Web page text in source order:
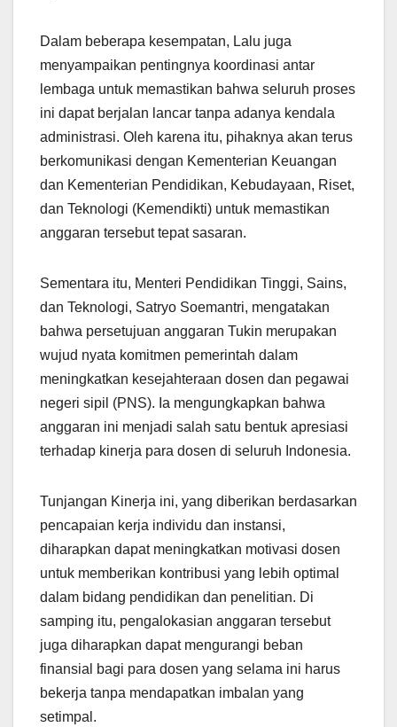
Dalam beberapa kesempatan, Lalu juga
menyampaikan pentingnya koordinasi antar
lembaga untuk memastikan bahwa seluruh proses
ini dapat berjalan lancar tanpa adanya kendala
administrasi. Oleh karena itu, pihaknya akan terus
berkomunikasi dengan Kementerian Keuangan
dan Kementerian Pendidikan, Kebudayaan, Riset,
dan Teknologi (Kemendikti) untuk memastikan
anggaran tersebut tepat sasaran.
Sementara itu, Menteri Pendidikan Tinggi, Sains,
dan Teknologi, Satryo Soemantri, mengatakan
bahwa persetujuan anggaran Tukin merupakan
wujud nyata komitmen pemerintah dalam
meningkatkan kesejahteraan dosen dan pegawai
negeri sipil (PNS). Ia mengungkapkan bahwa
anggaran ini menjadi salah satu bentuk apresiasi
terhadap kinerja para dosen di seluruh Indonesia.
Tunjangan Kinerja ini, yang diberikan berdasarkan
pencapaian kerja individu dan instansi,
diharapkan dapat meningkatkan motivasi dosen
untuk memberikan kontribusi yang lebih optimal
dalam bidang pendidikan dan penelitian. Di
samping itu, pengalokasian anggaran tersebut
juga diharapkan dapat mengurangi beban
finansial bagi para dosen yang selama ini harus
bekerja tanpa mendapatkan imbalan yang
setimpal.